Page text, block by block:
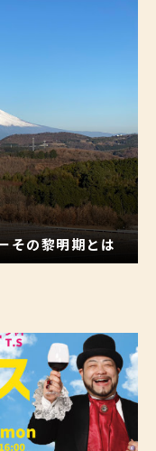
その黎明期とは